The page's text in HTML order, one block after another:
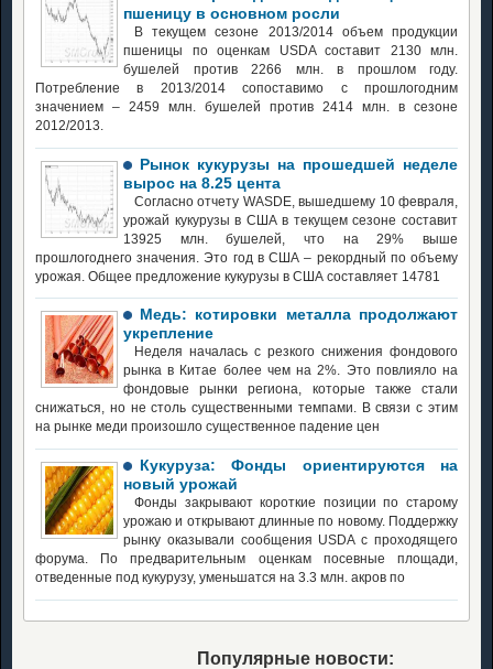
пшеницу в основном росли
В текущем сезоне 2013/2014 объем продукции
пшеницы по оценкам USDA составит 2130 млн.
бушелей против 2266 млн. в прошлом году.
Потребление в 2013/2014 сопоставимо с прошлогодним
значением – 2459 млн. бушелей против 2414 млн. в сезоне
2012/2013.
Рынок кукурузы на прошедшей неделе
вырос на 8.25 цента
Согласно отчету WASDE, вышедшему 10 февраля,
урожай кукурузы в США в текущем сезоне составит
13925 млн. бушелей, что на 29% выше
прошлогоднего значения. Это год в США – рекордный по объему
урожая. Общее предложение кукурузы в США составляет 14781
Медь: котировки металла продолжают
укрепление
Неделя началась с резкого снижения фондового
рынка в Китае более чем на 2%. Это повлияло на
фондовые рынки региона, которые также стали
снижаться, но не столь существенными темпами. В связи с этим
на рынке меди произошло существенное падение цен
Кукуруза: Фонды ориентируются на
новый урожай
Фонды закрывают короткие позиции по старому
урожаю и открывают длинные по новому. Поддержку
рынку оказывали сообщения USDA с проходящего
форума. По предварительным оценкам посевные площади,
отведенные под кукурузу, уменьшатся на 3.3 млн. акров по
Популярные новости: